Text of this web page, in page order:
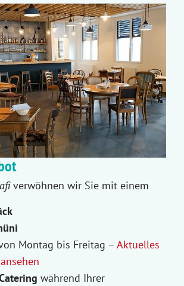
verwöhnen wir Sie mit einem
Montag bis Freitag – Aktuelles
während Ihrer